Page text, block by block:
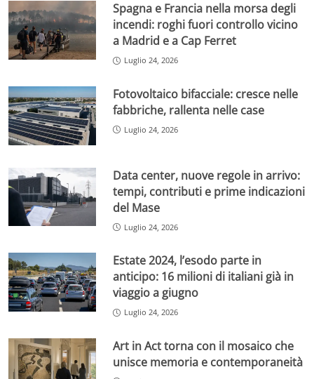
Spagna e Francia nella morsa degli
incendi: roghi fuori controllo vicino
a Madrid e a Cap Ferret
Luglio 24, 2026
Fotovoltaico bifacciale: cresce nelle
fabbriche, rallenta nelle case
Luglio 24, 2026
Data center, nuove regole in arrivo:
tempi, contributi e prime indicazioni
del Mase
Luglio 24, 2026
Estate 2024, l’esodo parte in
anticipo: 16 milioni di italiani già in
viaggio a giugno
Luglio 24, 2026
Art in Act torna con il mosaico che
unisce memoria e contemporaneità